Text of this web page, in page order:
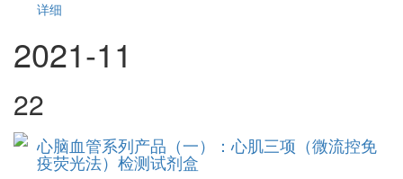
详细
2021-11
22
心脑血管系列产品（一）：心肌三项（微流控免
疫荧光法）检测试剂盒